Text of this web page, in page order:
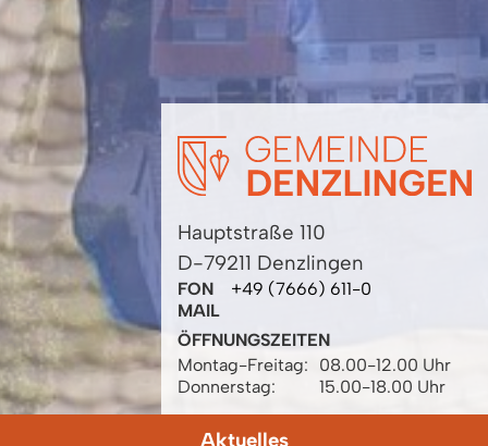
Hauptstraße 110
D-79211 Denzlingen
FON
+49 (7666) 611-0
MAIL
ÖFFNUNGSZEITEN
Montag-Freitag:
08.00-12.00 Uhr
Donnerstag:
15.00-18.00 Uhr
Aktuelles